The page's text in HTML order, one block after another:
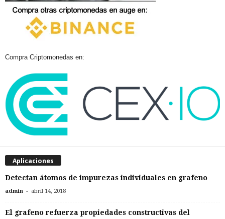
Compra Criptomonedas en:
Aplicaciones
Detectan átomos de impurezas individuales en grafeno
admin - abril 14, 2018
El grafeno refuerza propiedades constructivas del